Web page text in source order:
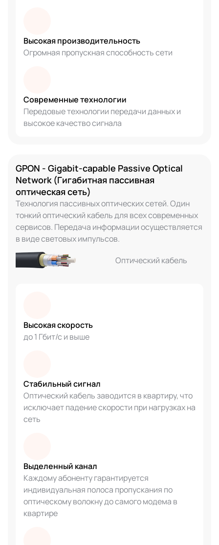
Высокая производительность
Огромная пропускная способность сети
Современные технологии
Передовые технологии передачи данных и
высокое качество сигнала
GPON - Gigabit-capable Passive Optical
Network (Гигабитная пассивная
оптическая сеть)
Технология пассивных оптических сетей. Один
тонкий оптический кабель для всех современных
сервисов. Передача информации осуществляется
в виде световых импульсов.
Оптический кабель
Высокая скорость
до 1 Гбит/с и выше
Стабильный сигнал
Оптический кабель заводится в квартиру, что
исключает падение скорости при нагрузках на
сеть
Выделенный канал
Каждому абоненту гарантируется
индивидуальная полоса пропускания по
оптическому волокну до самого модема в
квартире